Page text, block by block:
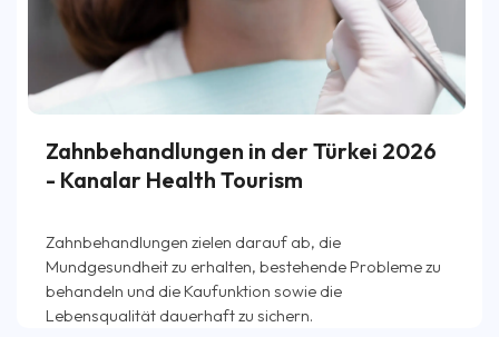
Zahnbehandlungen in der Türkei 2026
- Kanalar Health Tourism
Zahnbehandlungen zielen darauf ab, die
Mundgesundheit zu erhalten, bestehende Probleme zu
behandeln und die Kaufunktion sowie die